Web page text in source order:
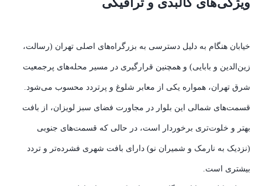
خیابان هنگام به دلیل دسترسی به بزرگراه‌های اصلی تهران (رسالت،
زین‌الدین و بابایی) و همچنین قرارگیری در مسیر محله‌های پرجمعیت
شرق تهران، همواره یکی از معابر شلوغ و پرتردد محسوب می‌شود.
قسمت‌های شمالی این بلوار در مجاورت فضای سبز لویزان، از بافت
بهتر و خلوت‌تری برخوردار است، در حالی که قسمت‌های جنوبی
(نزدیک به نارمک و شمیران نو) دارای بافت شهری فشرده‌تر و تردد
بیشتری است.